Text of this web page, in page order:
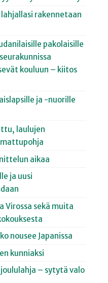
rakennetaan
pakolaisille
kouluun – kiitos
ja -nuorille
laulujen
aikaa
ja uusi
Virossa sekä muita
nousee Japanissa
kunniaksi
– sytytä valo